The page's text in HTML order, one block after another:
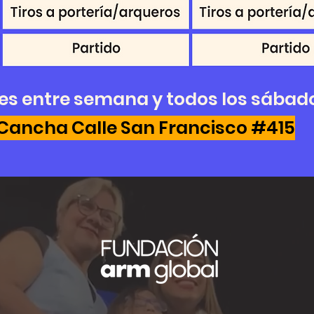
entre semana y todos los
Calle San Francisco #415
VISITA NUESTRA PÁGINA WEB